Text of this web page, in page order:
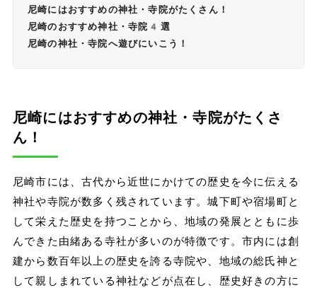
尼崎にはおすすめの神社・寺院がたくさん！
尼崎のおすすめ神社・寺院4選
尼崎の神社・寺院へ遊びにいこう！
尼崎にはおすすめの神社・寺院がたくさ
ん！
尼崎市には、古代から近世にかけての歴史を今に伝える
神社や寺院が数多く残されています。城下町や宿場町と
して栄えた歴史を持つことから、地域の発展とともに歩
んできた由緒ある寺社が多いのが特徴です。市内には創
建から数百年以上の歴史を誇る寺院や、地域の総氏神と
して親しまれている神社などが点在し、歴史好きの方に